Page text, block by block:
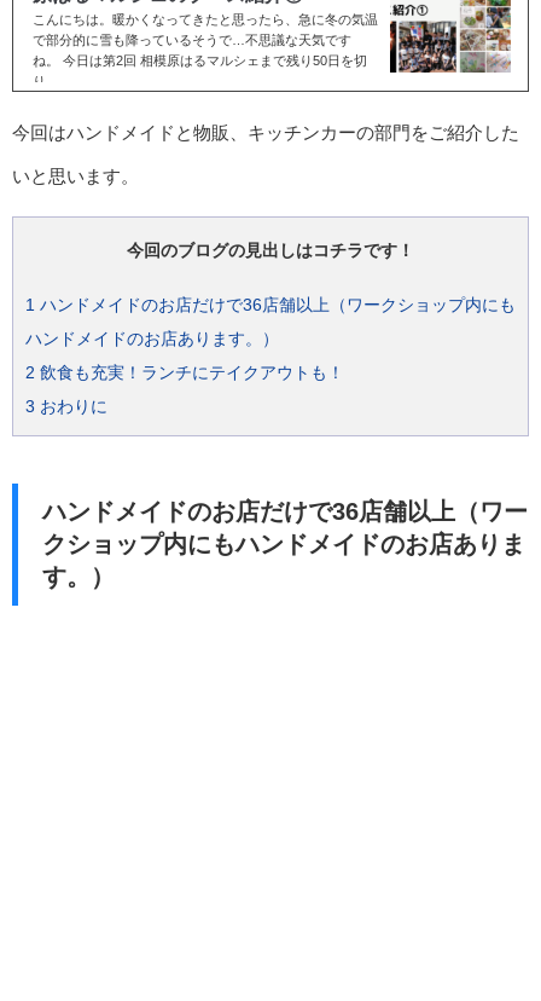
こんにちは。暖かくなってきたと思ったら、急に冬の気温
で部分的に雪も降っているそうで…不思議な天気です
ね。 今日は第2回 相模原はるマルシェまで残り50日を切
り...
今回はハンドメイドと物販、キッチンカーの部門をご紹介した
いと思います。
今回のブログの見出しはコチラです！
1 ハンドメイドのお店だけで36店舗以上（ワークショップ内にも
ハンドメイドのお店あります。）
2 飲食も充実！ランチにテイクアウトも！
3 おわりに
ハンドメイドのお店だけで36店舗以上（ワー
クショップ内にもハンドメイドのお店ありま
す。）